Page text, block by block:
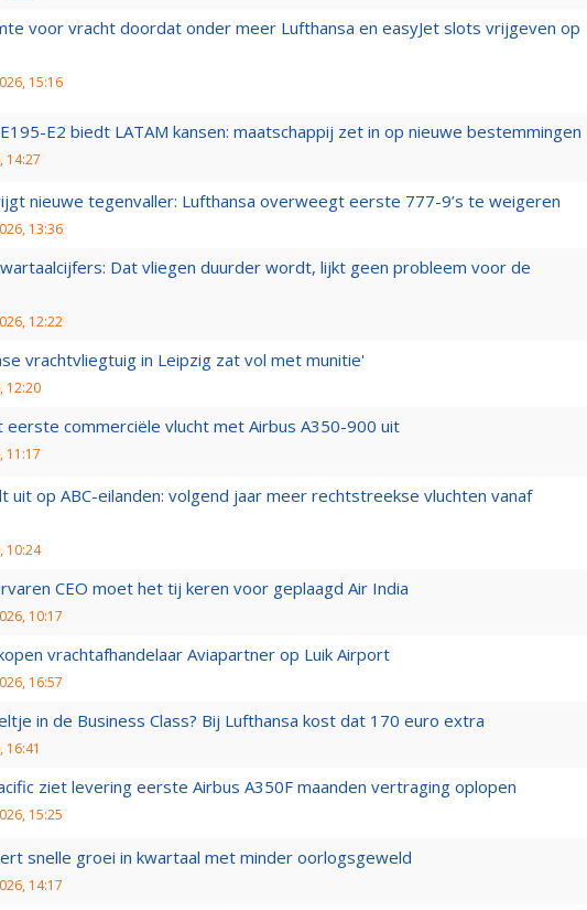
voor vracht doordat onder meer Lufthansa en easyJet slots vrijgeven op
15:16
E2 biedt LATAM kansen: maatschappij zet in op nieuwe bestemmingen
14:27
nieuwe tegenvaller: Lufthansa overweegt eerste 777-9’s te weigeren
13:36
Dat vliegen duurder wordt, lijkt geen probleem voor de
12:22
vrachtvliegtuig in Leipzig zat vol met munitie'
12:20
eerste commerciële vlucht met Airbus A350-900 uit
11:17
uit op ABC-eilanden: volgend jaar meer rechtstreekse vluchten vanaf
10:24
CEO moet het tij keren voor geplaagd Air India
10:17
vrachtafhandelaar Aviapartner op Luik Airport
16:57
in de Business Class? Bij Lufthansa kost dat 170 euro extra
16:41
ziet levering eerste Airbus A350F maanden vertraging oplopen
15:25
snelle groei in kwartaal met minder oorlogsgeweld
14:17